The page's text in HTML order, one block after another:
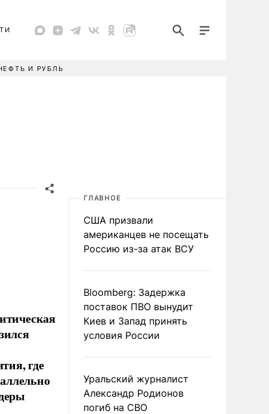
И РУБЛЬ
где
ГЛАВНОЕ
США призвали
американцев не посещать
Россию из-за атак ВСУ
Bloomberg: Задержка
поставок ПВО вынудит
Киев и Запад принять
условия России
Уральский журналист
Александр Родионов
погиб на СВО